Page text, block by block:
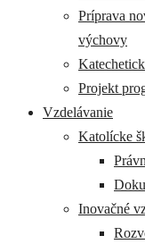
Príprava
výchovy
Projekt
Vzdelávanie
Katolícke
Inovačné